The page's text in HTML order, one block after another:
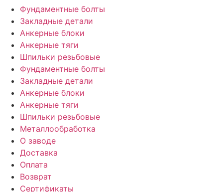
Фундаментные болты
Закладные детали
Анкерные блоки
Анкерные тяги
Шпильки резьбовые
Фундаментные болты
Закладные детали
Анкерные блоки
Анкерные тяги
Шпильки резьбовые
Металлообработка
О заводе
Доставка
Оплата
Возврат
Сертификаты